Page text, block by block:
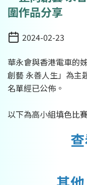
圍作品分享
日期2024-02-23
華永會與香港電車的
創藝 永善人生」為主
名單經已公佈。
以下為高小組填色比